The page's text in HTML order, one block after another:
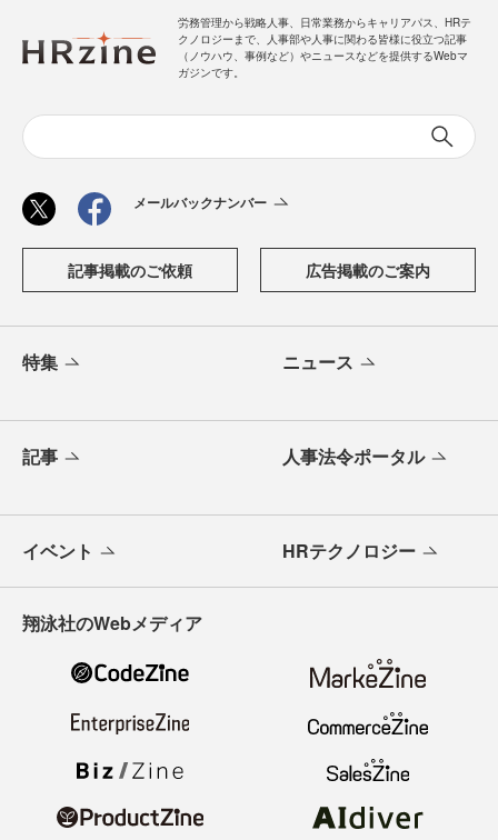
労務管理から戦略人事、日常業務からキャリアパス、HRテ
クノロジーまで、人事部や人事に関わる皆様に役立つ記事
（ノウハウ、事例など）やニュースなどを提供するWebマ
ガジンです。
メールバックナンバー
記事掲載のご依頼 広告掲載のご案内
特集 ニュース
記事 人事法令ポータル
イベント HRテクノロジー
翔泳社のWebメディア